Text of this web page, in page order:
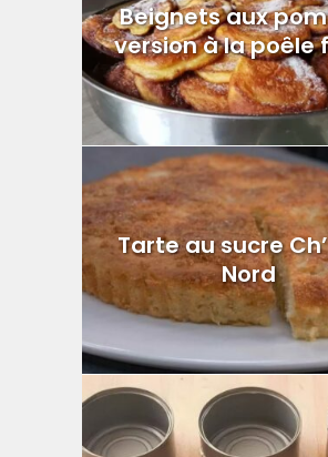
Beignets aux
version à la poêle
Tarte au sucre
Nord